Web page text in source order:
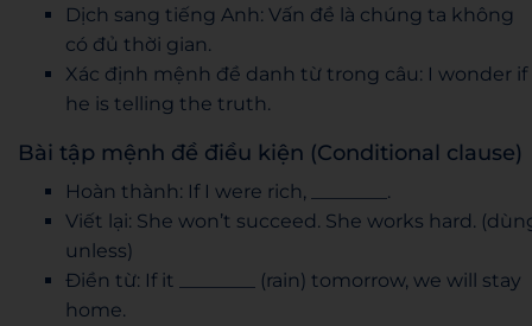
Dịch sang tiếng Anh: Vấn đề là chúng ta không
có đủ thời gian.
Xác định mệnh đề danh từ trong câu: I wonder if
he is telling the truth.
Bài tập mệnh đề điều kiện (Conditional clause)
Hoàn thành: If I were rich, ________.
Viết lại: She won’t succeed. She works hard.
unless)
Điền từ: If it ________ (rain) tomorrow, we will stay
home.